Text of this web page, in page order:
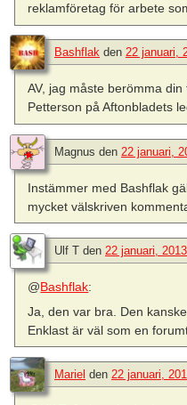
reklamföretag för arbete
Bashflak den 22 januari,
AV, jag måste berömma
Petterson på Aftonbladets
Magnus den 22 januari,
Instämmer med Bashflak
mycket välskriven
Ulf T den 22 januari,
@Bashflak:
Ja, den var bra. Den
Enklast är väl som en
Mariel den 22 januari,